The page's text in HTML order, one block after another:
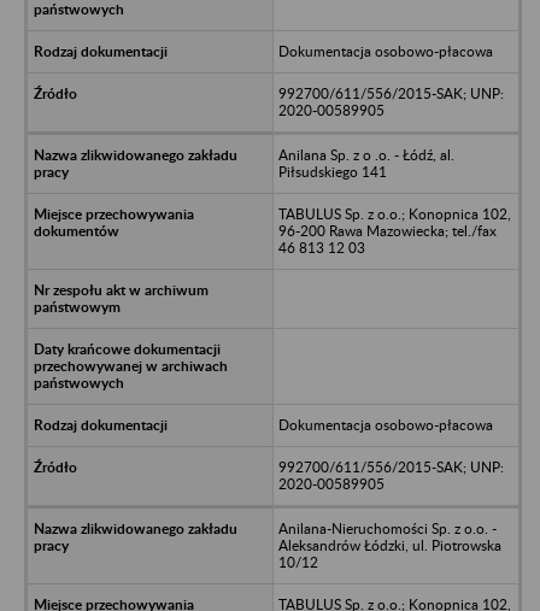
Dokumentacja osobowo-płacowa
992700/611/556/2015-SAK; UNP:
2020-00589905
Anilana Sp. z o .o. - Łódź, al.
Piłsudskiego 141
TABULUS Sp. z o.o.; Konopnica 102,
96-200 Rawa Mazowiecka; tel./fax
46 813 12 03
Dokumentacja osobowo-płacowa
992700/611/556/2015-SAK; UNP:
2020-00589905
Anilana-Nieruchomości Sp. z o.o. -
Aleksandrów Łódzki, ul. Piotrowska
10/12
TABULUS Sp. z o.o.; Konopnica 102,